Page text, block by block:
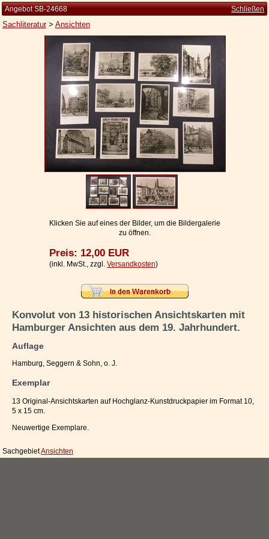
Kleine Kulturgeschichte
Die Brockhaus Auflagen
Die Meyer Auflagen
Zu den Angeboten
Widerrufsbelehrung
Datenschutzerklärung
Ihr Warenkorb
Angebot SB-24668 Schließen
Sachliteratur> Ansichten
Klicken Sie auf eines der Bilder, um die Bildergalerie
zu öffnen.
Preis: 12,00 EUR
(inkl. MwSt., zzgl. Versandkosten)
Konvolut von 13 historischen Ansichtskarten mit
Hamburger Ansichten aus dem 19. Jahrhundert.
Auflage
Hamburg, Seggern & Sohn, o. J.
Exemplar
13 Original-Ansichtskarten auf Hochglanz-Kunstdruckpapier im Format 10,
5 x 15 cm.
Neuwertige Exemplare.
SachgebietAnsichten